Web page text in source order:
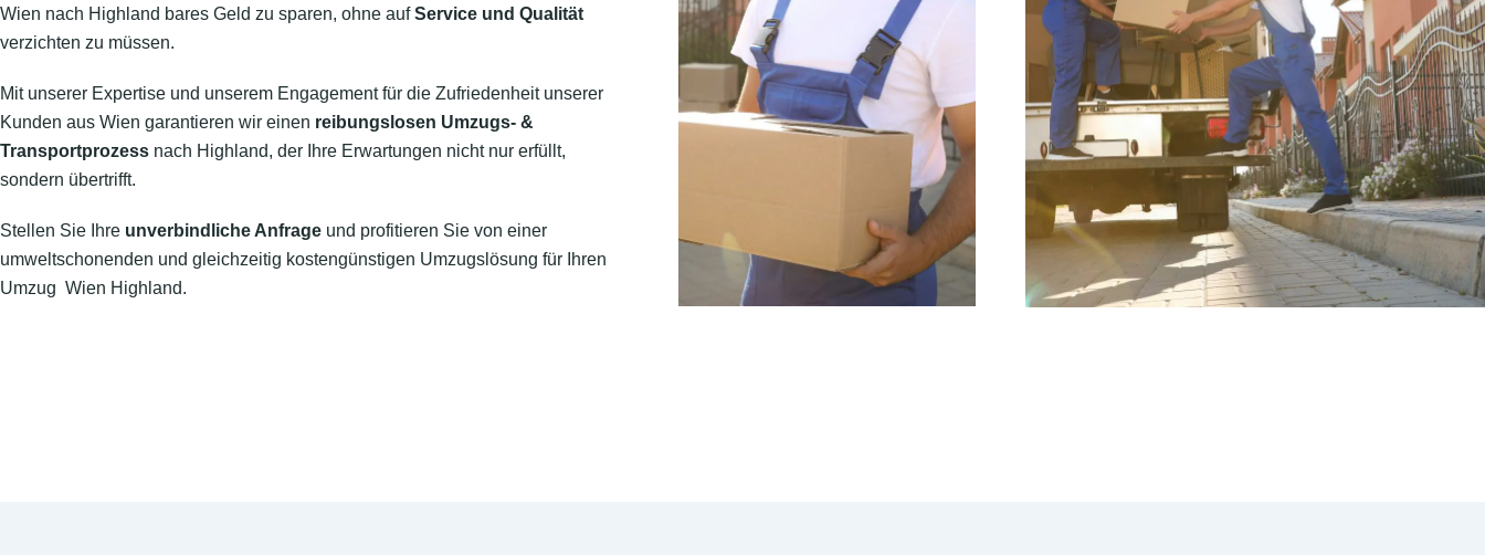
Wien nach Highland bares Geld zu sparen, ohne aufService und Qualität
verzichten zu müssen.
Mit unserer Expertise und unserem Engagement für die Zufriedenheit unserer
Kunden aus Wien garantieren wir einen reibungslosen Umzugs- &
Transportprozess nach Highland, der Ihre Erwartungen nicht nur erfüllt,
sondern übertrifft.
Stellen Sie Ihre unverbindliche Anfrage und profitieren Sie von einer
umweltschonenden und gleichzeitig kostengünstigen Umzugslösung für Ihren
Umzug Wien Highland.